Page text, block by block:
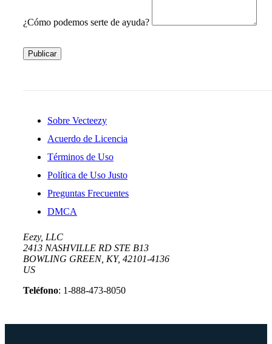
¿Cómo podemos serte de ayuda?
Publicar
Sobre Vecteezy
Acuerdo de Licencia
Términos de Uso
Política de Uso Justo
Preguntas Frecuentes
DMCA
Eezy, LLC
2413 NASHVILLE RD STE B13
BOWLING GREEN, KY, 42101-4136
US
Teléfono: 1-888-473-8050